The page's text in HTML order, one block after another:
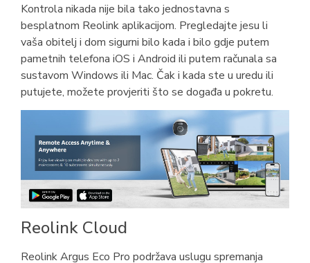
Kontrola nikada nije bila tako jednostavna s
besplatnom Reolink aplikacijom. Pregledajte jesu li
vaša obitelj i dom sigurni bilo kada i bilo gdje putem
pametnih telefona iOS i Android ili putem računala sa
sustavom Windows ili Mac. Čak i kada ste u uredu ili
putujete, možete provjeriti što se događa u pokretu.
Reolink Cloud
Reolink Argus Eco Pro podržava uslugu spremanja